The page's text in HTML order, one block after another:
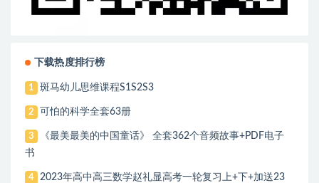
下载热度排行榜
1 斑马幼儿思维课程S1S2S3
2 可怕的科学全套63册
3
《最美最美的中国童话》 全套362个音频故事+PDF电子
书
4
2023年高中高三数学赵礼显高考一轮复习上+下+加送23